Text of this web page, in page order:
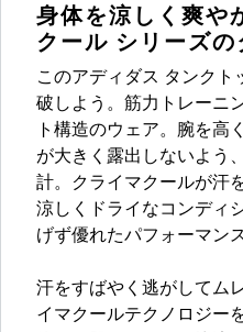
身体を涼しく爽や
クール シリーズの
このアディダス タンクト
破しよう。筋力トレーニ
ト構造のウェア。腕を高
が大きく露出しないよう
計。クライマクールが汗
涼しくドライなコンディ
げず優れたパフォーマン
汗をすばやく逃がしてム
イマクールテクノロジー